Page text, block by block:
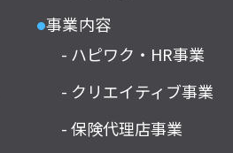
●事業内容
- ハピワク・HR事業
- クリエイティブ事業
- 保険代理店事業